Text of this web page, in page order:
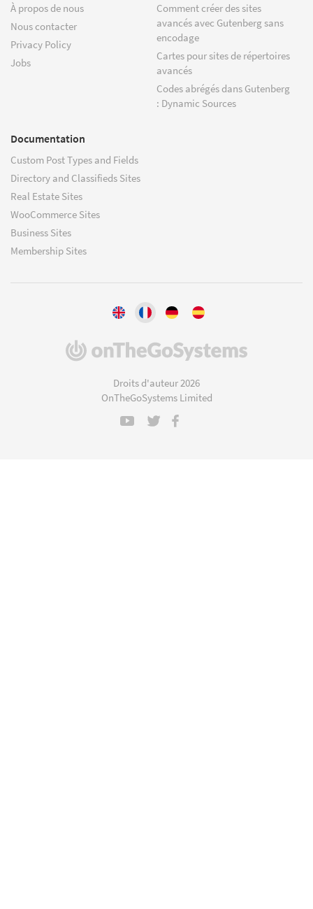
À propos de nous
Nous contacter
Privacy Policy
Jobs
Comment créer des sites
avancés avec Gutenberg sans
encodage
Cartes pour sites de répertoires
avancés
Codes abrégés dans Gutenberg
: Dynamic Sources
Documentation
Custom Post Types and Fields
Directory and Classifieds Sites
Real Estate Sites
WooCommerce Sites
Business Sites
Membership Sites
(s'ouvre
Droits d'auteur 2026
OnTheGoSystems Limited